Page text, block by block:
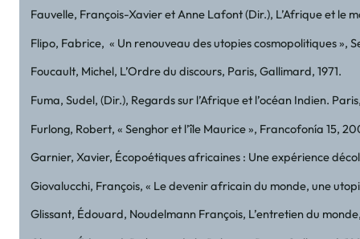
Fauvelle, François-Xavier et Anne Lafont (Dir.), L’Afrique et le
Flipo, Fabrice, « Un renouveau des utopies cosmopolitiques »,
Foucault, Michel, L’Ordre du discours, Paris, Gallimard, 1971.
Fuma, Sudel, (Dir.), Regards sur l’Afrique et l’océan Indien.
Furlong, Robert, « Senghor et l’île Maurice », Francofonía 15,
Garnier, Xavier, Écopoétiques africaines : Une expérience
Giovalucchi, François, « Le devenir africain du monde, une
Glissant, Édouard, Noudelmann François, L’entretien du